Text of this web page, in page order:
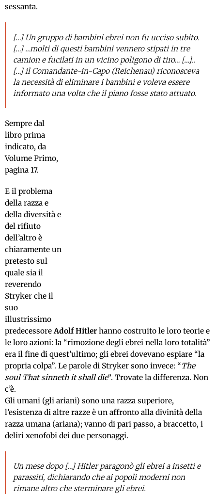
sessanta.
[…] Un gruppo di bambini ebrei non fu ucciso subito.
[…] …molti di questi bambini vennero stipati in tre
camion e fucilati in un vicino poligono di tiro… […]..
[…] il Comandante-in-Capo (Reichenau) riconosceva
la necessità di eliminare i bambini e voleva essere
informato una volta che il piano fosse stato attuato.
Sempre dal
libro prima
indicato, da
Volume Primo,
pagina 17.
E il problema
della razza e
della diversità e
del rifiuto
dell’altro è
chiaramente un
pretesto sul
quale sia il
reverendo
Stryker che il
suo
illustrissimo
predecessoreAdolf Hitler hanno costruito le loro teorie e
le loro azioni: la “rimozione degli ebrei nella loro totalità”
era il fine di quest’ultimo; gli ebrei dovevano espiare “la
propria colpa”. Le parole di Stryker sono invece: “The
soul That sinneth it shall die“. Trovate la differenza. Non
c’è.
Gli umani (gli ariani) sono una razza superiore,
l’esistenza di altre razze è un affronto alla divinità della
razza umana (ariana); vanno di pari passo, a braccetto, i
deliri xenofobi dei due personaggi.
Un mese dopo […] Hitler paragonò gli ebrei a insetti e
parassiti, dichiarando che ai popoli moderni non
rimane altro che sterminare gli ebrei.